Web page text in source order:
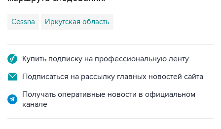
Cessna Иркутская область
Купить подписку на профессиональную ленту
Подписаться на рассылку главных новостей сайта
Получать оперативные новости в официальном
канале